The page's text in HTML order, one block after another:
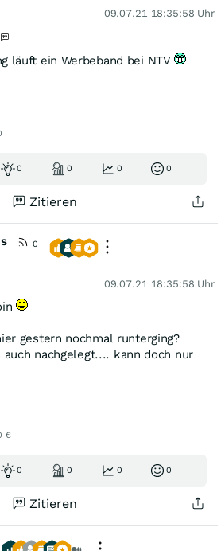
09.07.21 18:35:58 Uhr
läuft ein Werbeband bei NTV
0 0 0 0
Zitieren
0
09.07.21 18:35:58 Uhr
gestern nochmal runterging?
nachgelegt.... kann doch nur
€
0 0 0 0
Zitieren